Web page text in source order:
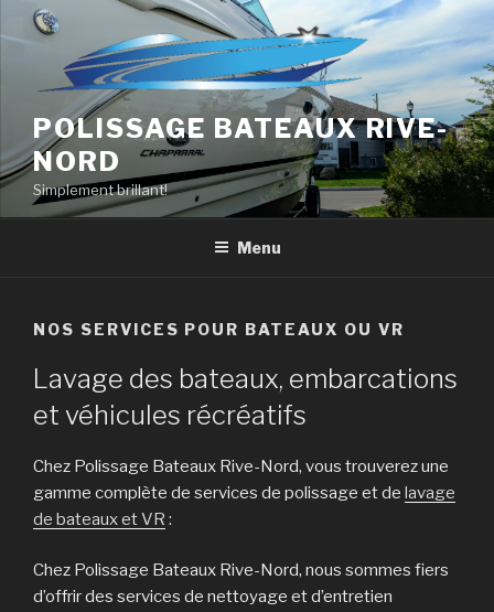
au
principal
POLISSAGE BATEAUX RIVE-
NORD
Simplement brillant!
Menu
NOS SERVICES POUR BATEAUX OU VR
Lavage des bateaux, embarcations
et véhicules récréatifs
Chez Polissage Bateaux Rive-Nord, vous trouverez une
gamme complète de services de polissage et de lavage
de bateaux et VR :
Chez Polissage Bateaux Rive-Nord, nous sommes fiers
d’offrir des services de nettoyage et d’entretien